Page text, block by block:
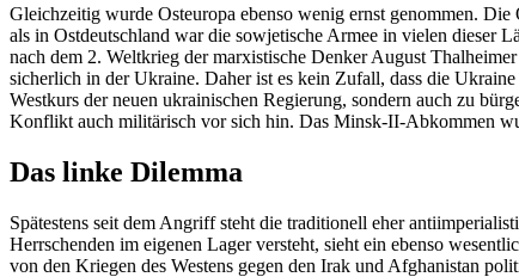
Gleichzeitig wurde Osteuropa ebenso wenig ernst genommen.
als in Ostdeutschland war die sowjetische Armee in vielen dieser
nach dem 2. Weltkrieg der marxistische Denker August
sicherlich in der Ukraine. Daher ist es kein Zufall, dass die
Westkurs der neuen ukrainischen Regierung, sondern auch zu
Konflikt auch militärisch vor sich hin. Das Minsk-II-Abkommen
Das linke Dilemma
Spätestens seit dem Angriff steht die traditionell eher
Herrschenden im eigenen Lager versteht, sieht ein ebenso
von den Kriegen des Westens gegen den Irak und Afghanistan